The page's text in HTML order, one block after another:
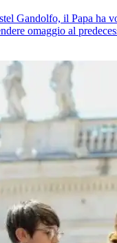
Gandolfo, il Papa ha
omaggio al